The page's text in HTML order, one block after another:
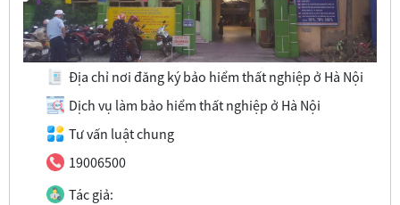
Địa chỉ nơi đăng ký bảo hiểm thất nghiệp ở Hà Nội
Dịch vụ làm bảo hiểm thất nghiệp ở Hà Nội
Tư vấn luật chung
19006500
Tác giả: